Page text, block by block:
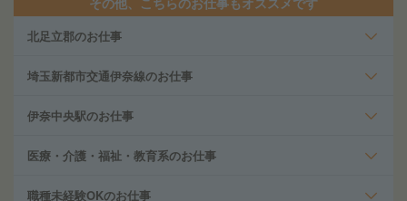
北足立郡のお仕事
埼玉新都市交通伊奈線のお仕事
伊奈中央駅のお仕事
医療・介護・福祉・教育系のお仕事
職種未経験OKのお仕事